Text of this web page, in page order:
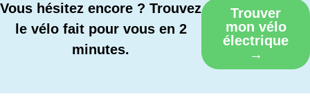
Vous hésitez encore ? Trouvez
le vélo fait pour vous en 2
minutes.
Trouver
mon vélo
électrique
→